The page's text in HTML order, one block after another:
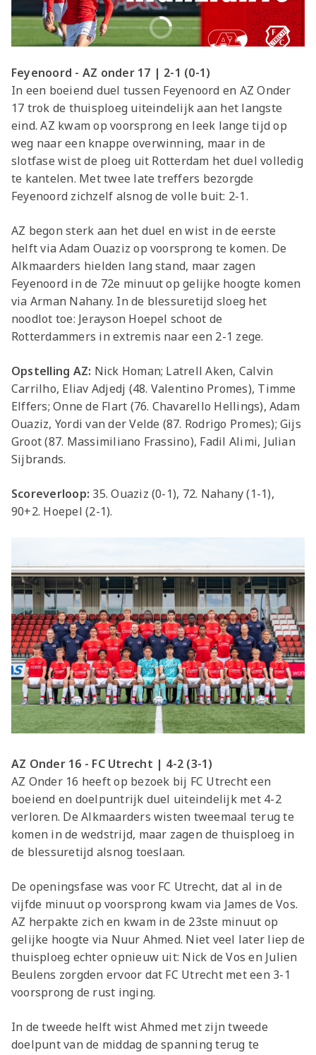
Feyenoord - AZ onder 17 | 2-1 (0-1)
In een boeiend duel tussen Feyenoord en AZ Onder
17 trok de thuisploeg uiteindelijk aan het langste
eind. AZ kwam op voorsprong en leek lange tijd op
weg naar een knappe overwinning, maar in de
slotfase wist de ploeg uit Rotterdam het duel volledig
te kantelen. Met twee late treffers bezorgde
Feyenoord zichzelf alsnog de volle buit: 2-1.
AZ begon sterk aan het duel en wist in de eerste
helft via Adam Ouaziz op voorsprong te komen. De
Alkmaarders hielden lang stand, maar zagen
Feyenoord in de 72e minuut op gelijke hoogte komen
via Arman Nahany. In de blessuretijd sloeg het
noodlot toe: Jerayson Hoepel schoot de
Rotterdammers in extremis naar een 2-1 zege.
Opstelling AZ: Nick Homan; Latrell Aken, Calvin
Carrilho, Eliav Adjedj (48. Valentino Promes), Timme
Elffers; Onne de Flart (76. Chavarello Hellings), Adam
Ouaziz, Yordi van der Velde (87. Rodrigo Promes); Gijs
Groot (87. Massimiliano Frassino), Fadil Alimi, Julian
Sijbrands.
Scoreverloop: 35. Ouaziz (0-1), 72. Nahany (1-1),
90+2. Hoepel (2-1).
AZ Onder 16 - FC Utrecht | 4-2 (3-1)
AZ Onder 16 heeft op bezoek bij FC Utrecht een
boeiend en doelpuntrijk duel uiteindelijk met 4-2
verloren. De Alkmaarders wisten tweemaal terug te
komen in de wedstrijd, maar zagen de thuisploeg in
de blessuretijd alsnog toeslaan.
De openingsfase was voor FC Utrecht, dat al in de
vijfde minuut op voorsprong kwam via James de Vos.
AZ herpakte zich en kwam in de 23ste minuut op
gelijke hoogte via Nuur Ahmed. Niet veel later liep de
thuisploeg echter opnieuw uit: Nick de Vos en Julien
Beulens zorgden ervoor dat FC Utrecht met een 3-1
voorsprong de rust inging.
In de tweede helft wist Ahmed met zijn tweede
doelpunt van de middag de spanning terug te